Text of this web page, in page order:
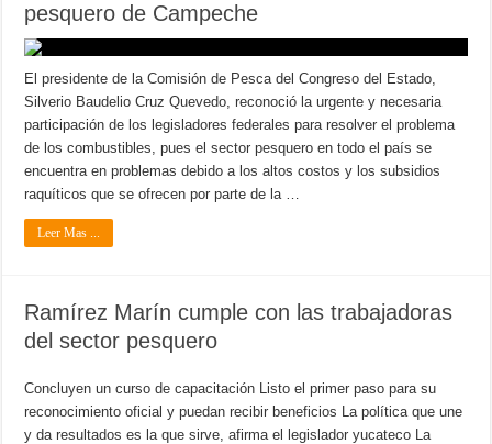
pesquero de Campeche
El presidente de la Comisión de Pesca del Congreso del Estado,
Silverio Baudelio Cruz Quevedo, reconoció la urgente y necesaria
participación de los legisladores federales para resolver el problema
de los combustibles, pues el sector pesquero en todo el país se
encuentra en problemas debido a los altos costos y los subsidios
raquíticos que se ofrecen por parte de la …
Leer Mas ...
Ramírez Marín cumple con las trabajadoras
del sector pesquero
Concluyen un curso de capacitación Listo el primer paso para su
reconocimiento oficial y puedan recibir beneficios La política que une
y da resultados es la que sirve, afirma el legislador yucateco La